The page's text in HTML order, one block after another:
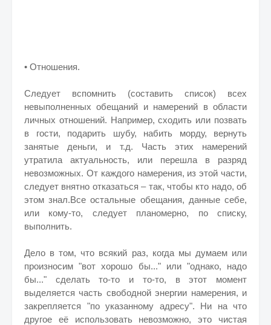
• Отношения.
Следует вспомнить (составить список) всех
невыполненных обещаний и намерений в области
личных отношений. Например, сходить или позвать
в гости, подарить шубу, набить морду, вернуть
занятые деньги, и т.д. Часть этих намерений
утратила актуальность, или перешла в разряд
невозможных. От каждого намерения, из этой части,
следует внятно отказаться – так, чтобы кто надо, об
этом знал.Все остальные обещания, данные себе,
или кому-то, следует планомерно, по списку,
выполнить.
Дело в том, что всякий раз, когда мы думаем или
произносим "вот хорошо бы..." или "однако, надо
бы..." сделать то-то и то-то, в этот момент
выделяется часть свободной энергии намерения, и
закрепляется "по указанному адресу". Ни на что
другое её использовать невозможно, это чистая